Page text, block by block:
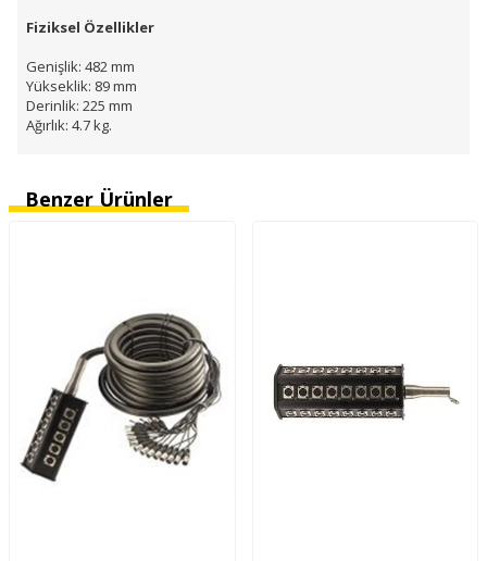
Fiziksel Özellikler
Genişlik: 482 mm
Yükseklik: 89 mm
Derinlik: 225 mm
Ağırlık: 4.7 kg.
Benzer Ürünler